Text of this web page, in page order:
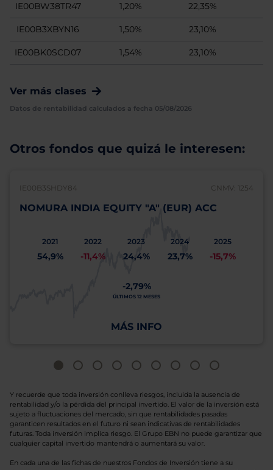
IE00BW38TR47 1,20% 22,35%
IE00B3XBYN16 1,50% 23,10%
IE00BK0SCD07 1,54% 23,10%
Ver más clases
Datos de rentabilidad calculados a fecha 05/08/2026
Otros fondos que quizá le interesen:
IE00B3SHDY84 CNMV: 1254
NOMURA INDIA EQUITY "A" (EUR) ACC
2021
54,9%
2022
-11,4%
2023
24,4%
2024
23,7%
2025
-15,7%
-2,79%
ÚLTIMOS 12 MESES
MÁS INFO
Y recuerde que toda inversión conlleva riesgos, incluida la ausencia de
rentabilidad y/o la pérdida del principal invertido. El valor de la inversión está
sujeto a fluctuaciones del mercado, sin que rentabilidades pasadas
garanticen resultados en el futuro ni sean indicativas de rentabilidades
futuras. Toda inversión implica riesgo. El Grupo EBN no puede garantizar que
cualquier capital invertido mantendrá o aumentará su valor.
En cada una de las fichas de nuestros Fondos de Inversión tiene a su